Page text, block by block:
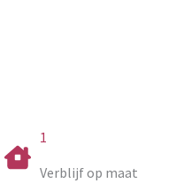
1
Verblijf op maat